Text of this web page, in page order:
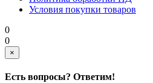
Условия покупки товаров
0
0
×
Есть вопросы? Ответим!